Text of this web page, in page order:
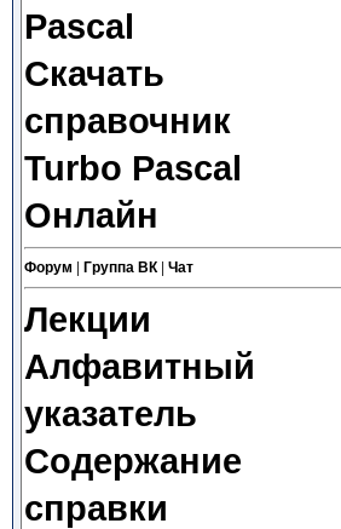
Pascal
Скачать
справочник
Turbo Pascal
Онлайн
Форум Группа ВК| Чат
Лекции
Алфавитный
указатель
Содержание
справки